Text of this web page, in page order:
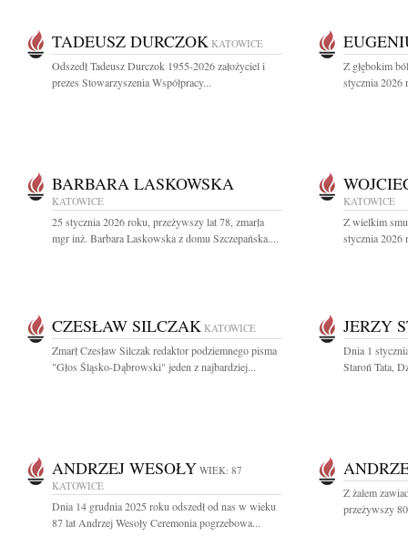
TADEUSZ DURCZOK KATOWICE
Odszedł Tadeusz Durczok 1955-2026 założyciel i
prezes Stowarzyszenia Współpracy...
Z głębokim
stycznia 2026
BARBARA LASKOWSKA
KATOWICE
25 stycznia 2026 roku, przeżywszy lat 78, zmarła
mgr inż. Barbara Laskowska z domu Szczepańska....
KATOWICE
Z wielkim
stycznia 2026
CZESŁAW SILCZAK KATOWICE
Zmarł Czesław Silczak redaktor podziemnego pisma
"Głos Śląsko-Dąbrowski" jeden z najbardziej...
JERZY
Dnia 1
Staroń Tata,
ANDRZEJ WESOŁY WIEK: 87
KATOWICE
Dnia 14 grudnia 2025 roku odszedł od nas w wieku
87 lat Andrzej Wesoły Ceremonia pogrzebowa...
Z żalem
przeżywszy